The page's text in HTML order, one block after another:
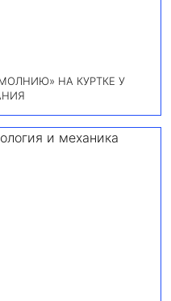
НА КУРТКЕ У